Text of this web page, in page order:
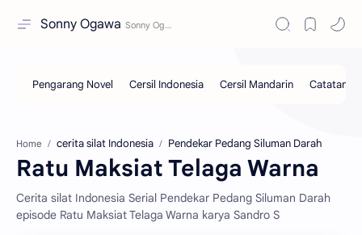
Sonny Ogawa
Home cerita silat Indonesia Pendekar Pedang Siluman Darah
Ratu Maksiat Telaga Warna
Cerita silat Indonesia Serial Pendekar Pedang Siluman Darah
episode Ratu Maksiat Telaga Warna karya Sandro S